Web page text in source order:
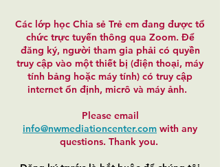
Các lớp học Chia sẻ Trẻ em đang được tổ
chức trực tuyến thông qua Zoom. Để
đăng ký, người tham gia phải có quyền
truy cập vào một thiết bị (điện thoại, máy
tính bảng hoặc máy tính) có truy cập
internet ổn định, micrô và máy ảnh.
Please email
info@nwmediationcenter.com with any
questions. Thank you.